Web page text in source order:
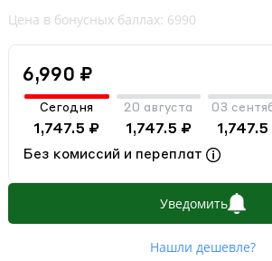
Цена в бонусных баллах: 6990
6,990 ₽
Сегодня
1,747.5 ₽
20 августа
1,747.5 ₽
03
Без комиссий и переплат
Уведомить
Нашли дешевле?